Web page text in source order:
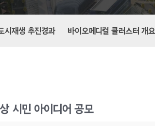
시재생 추진경과 바이오메디컬 클러스터 개요
시민 아이디어 공모